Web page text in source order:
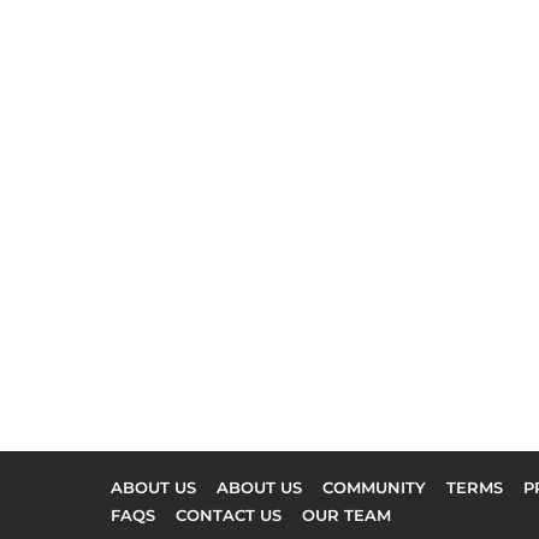
ABOUT US ABOUT US COMMUNITY TERMS
FAQS
CONTACT US OUR TEAM